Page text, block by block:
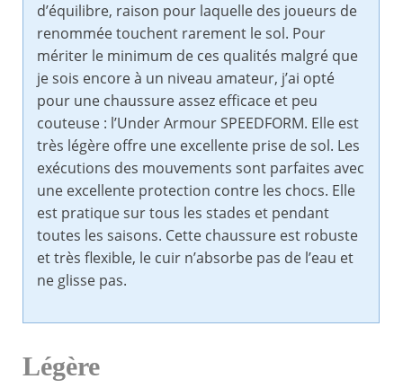
d’équilibre, raison pour laquelle des joueurs de
renommée touchent rarement le sol. Pour
mériter le minimum de ces qualités malgré que
je sois encore à un niveau amateur, j’ai opté
pour une chaussure assez efficace et peu
couteuse : l’Under Armour SPEEDFORM. Elle est
très légère offre une excellente prise de sol. Les
exécutions des mouvements sont parfaites avec
une excellente protection contre les chocs. Elle
est pratique sur tous les stades et pendant
toutes les saisons. Cette chaussure est robuste
et très flexible, le cuir n’absorbe pas de l’eau et
ne glisse pas.
Légère